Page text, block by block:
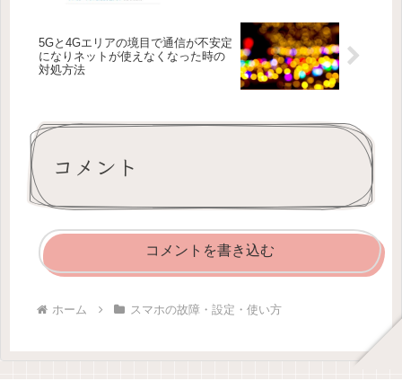
5Gと4Gエリアの境目で通信が不安定
になりネットが使えなくなった時の
対処方法
コメント
コメントを書き込む
ホーム スマホの故障・設定・使い方